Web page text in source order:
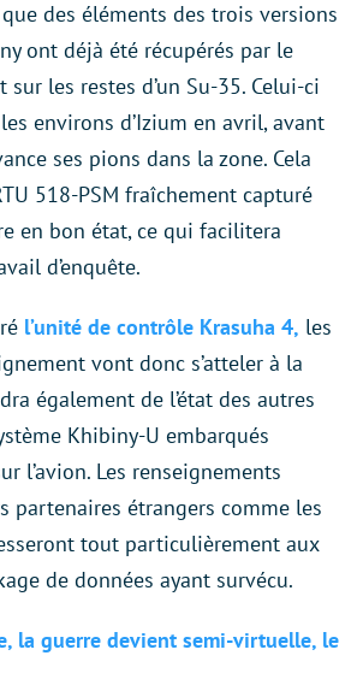
des éléments des trois versions
ont déjà été récupérés par le
sur les restes d’un Su-35. Celui-ci
environs d’Izium en avril, avant
ses pions dans la zone. Cela
518-PSM fraîchement capturé
en bon état, ce qui facilitera
d’enquête.
l’unité de contrôle Krasuha 4, les
vont donc s’atteler à la
également de l’état des autres
Khibiny-U embarqués
l’avion. Les renseignements
partenaires étrangers comme les
tout particulièrement aux
de données ayant survécu.
la guerre devient semi-virtuelle, le